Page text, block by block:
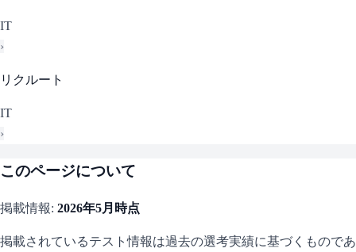
IT
›
リクルート
IT
›
このページについて
掲載情報: 2026年5月 時点
掲載されているテスト情報は過去の選考実績に基づくものであ